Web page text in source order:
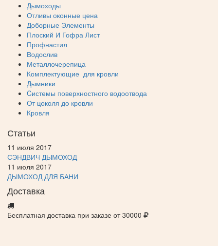
Дымоходы
Отливы оконные цена
Доборные Элементы
Плоский И Гофра Лист
Профнастил
Водослив
Металлочерепица
Комплектующие для кровли
Дымники
Cистемы поверхностного водоотвода
От цоколя до кровли
Кровля
Статьи
11 июля 2017
СЭНДВИЧ ДЫМОХОД
11 июля 2017
ДЫМОХОД ДЛЯ БАНИ
Доставка
Бесплатная доставка при заказе от 30000